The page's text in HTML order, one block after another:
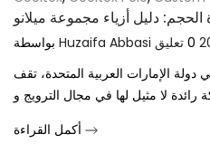
دليل أزياء مجموعة ميلانو
Huzaifa Abbasi 0 تعليق
الإمارات العربية المتحدة، تقف